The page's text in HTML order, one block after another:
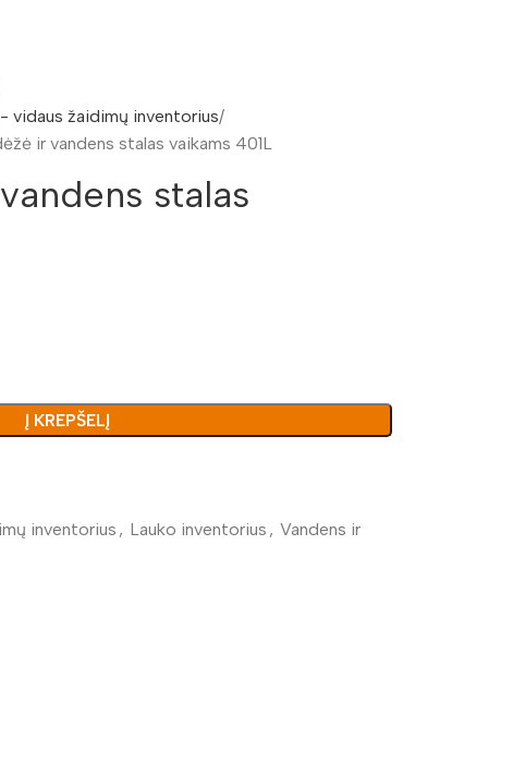
vidaus žaidimų inventorius
ir vandens stalas vaikams 401L
stalas
Į KREPŠELĮ
inventorius , Lauko inventorius , Vandens ir